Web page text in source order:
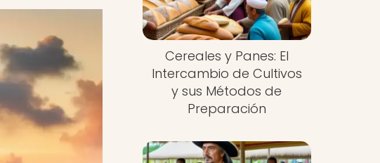
Cereales y Panes: El
Intercambio de Cultivos
y sus Métodos de
Preparación